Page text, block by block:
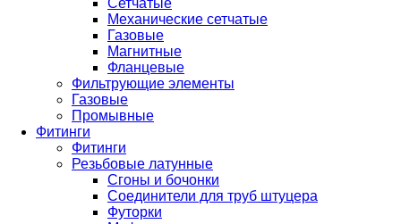
Сетчатые
Механические сетчатые
Газовые
Магнитные
Фланцевые
Фильтрующие элементы
Газовые
Промывные
Фитинги
Фитинги
Резьбовые латунные
Сгоны и бочонки
Соединители для труб штуцера
Футорки